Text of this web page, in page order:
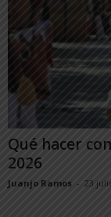
Qué hacer
2026
Juanjo Ramos - 23